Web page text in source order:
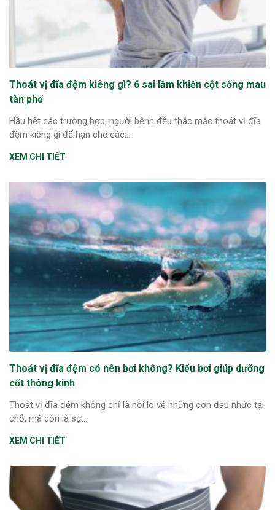
Thoát vị đĩa đệm kiêng gì? 6 sai lầm khiến cột sống mau
tàn phế
Hầu hết các trường hợp, người bệnh đều thắc mắc thoát vị đĩa
đệm kiêng gì để hạn chế các...
XEM CHI TIẾT
Thoát vị đĩa đệm có nên bơi không? Kiểu bơi giúp dưỡng
cốt thông kinh
Thoát vị đĩa đệm không chỉ là nỗi lo về những cơn đau nhức tại
chỗ, mà còn là sự...
XEM CHI TIẾT